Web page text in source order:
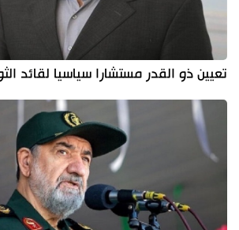
تعيين ذو القدر مستشارا سياسيا لقائد